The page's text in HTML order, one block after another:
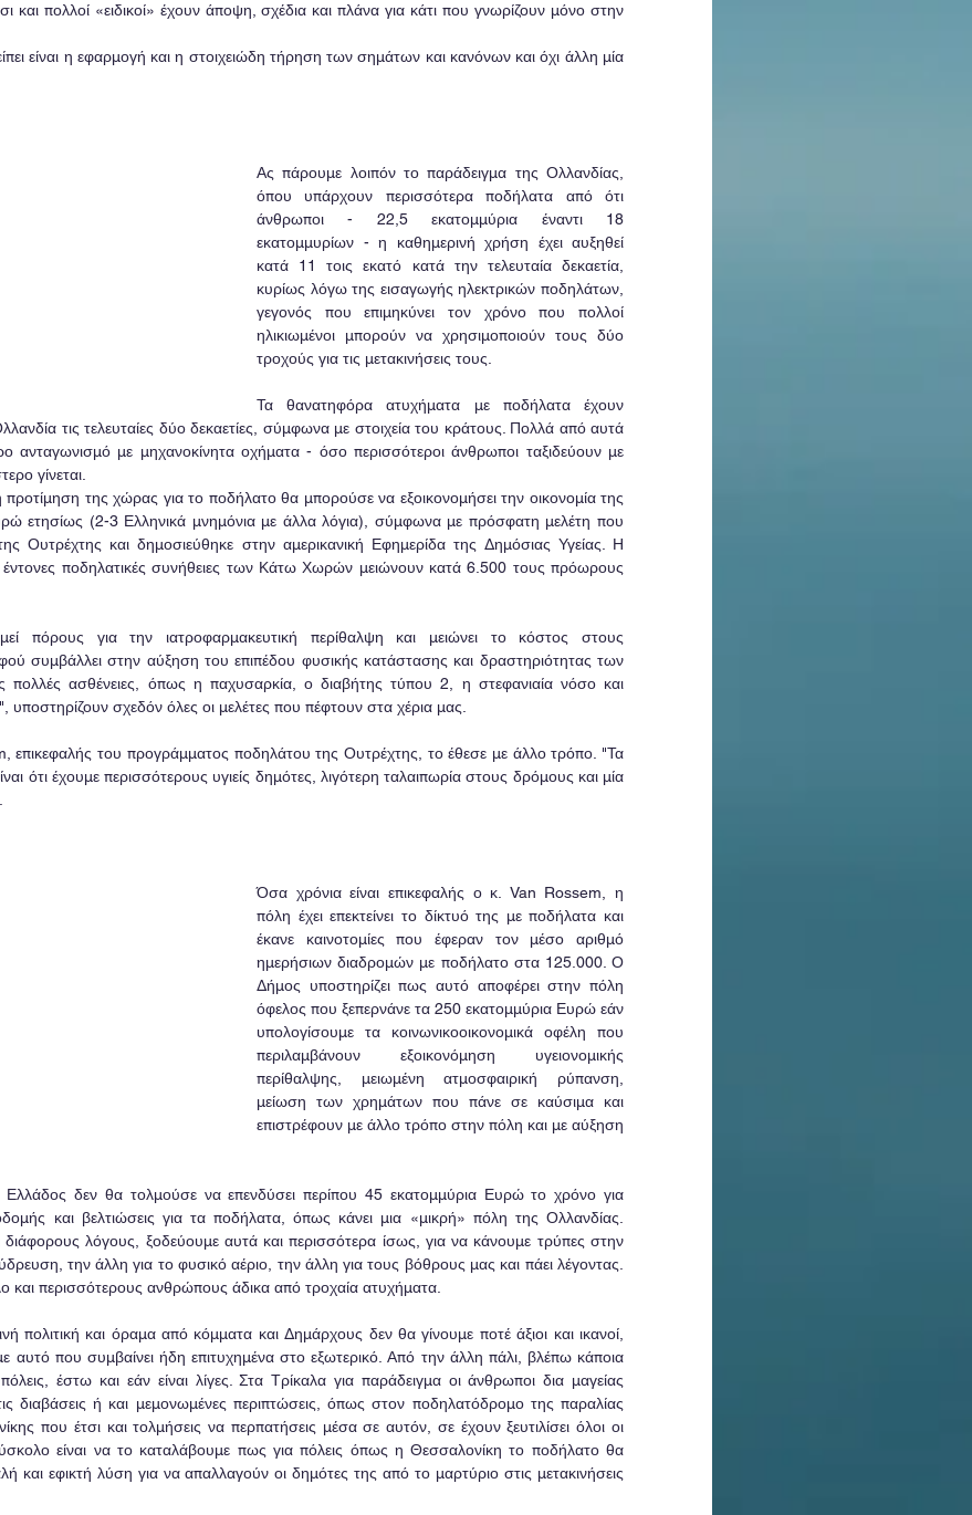
και πολλοί «ειδικοί» έχουν άποψη, σχέδια και πλάνα για κάτι που γνωρίζουν μόνο στην
είναι η εφαρμογή και η στοιχειώδη τήρηση των σημάτων και κανόνων και όχι άλλη μία
Ας πάρουμε λοιπόν το παράδειγμα της Ολλανδίας,
όπου υπάρχουν περισσότερα ποδήλατα από ότι
άνθρωποι - 22,5 εκατομμύρια έναντι 18
εκατομμυρίων - η καθημερινή χρήση έχει αυξηθεί
κατά 11 τοις εκατό κατά την τελευταία δεκαετία,
κυρίως λόγω της εισαγωγής ηλεκτρικών ποδηλάτων,
γεγονός που επιμηκύνει τον χρόνο που πολλοί
ηλικιωμένοι μπορούν να χρησιμοποιούν τους δύο
τροχούς για τις μετακινήσεις τους.
Τα θανατηφόρα ατυχήματα με ποδήλατα έχουν
τις τελευταίες δύο δεκαετίες, σύμφωνα με στοιχεία του κράτους. Πολλά από αυτά
ανταγωνισμό με μηχανοκίνητα οχήματα - όσο περισσότεροι άνθρωποι ταξιδεύουν με
γίνεται.
της χώρας για το ποδήλατο θα μπορούσε να εξοικονομήσει την οικονομία της
ετησίως (2-3 Ελληνικά μνημόνια με άλλα λόγια), σύμφωνα με πρόσφατη μελέτη που
Ουτρέχτης και δημοσιεύθηκε στην αμερικανική Εφημερίδα της Δημόσιας Υγείας. Η
έντονες ποδηλατικές συνήθειες των Κάτω Χωρών μειώνουν κατά 6.500 τους πρόωρους
πόρους για την ιατροφαρμακευτική περίθαλψη και μειώνει το κόστος στους
συμβάλλει στην αύξηση του επιπέδου φυσικής κατάστασης και δραστηριότητας των
πολλές ασθένειες, όπως η παχυσαρκία, ο διαβήτης τύπου 2, η στεφανιαία νόσο και
υποστηρίζουν σχεδόν όλες οι μελέτες που πέφτουν στα χέρια μας.
του προγράμματος ποδηλάτου της Ουτρέχτης, το έθεσε με άλλο τρόπο. "Τα
ότι έχουμε περισσότερους υγιείς δημότες, λιγότερη ταλαιπωρία στους δρόμους και μία
Όσα χρόνια είναι επικεφαλής ο κ. Van Rossem, η
πόλη έχει επεκτείνει το δίκτυό της με ποδήλατα και
έκανε καινοτομίες που έφεραν τον μέσο αριθμό
ημερήσιων διαδρομών με ποδήλατο στα 125.000. Ο
Δήμος υποστηρίζει πως αυτό αποφέρει στην πόλη
όφελος που ξεπερνάνε τα 250 εκατομμύρια Ευρώ εάν
υπολογίσουμε τα κοινωνικοοικονομικά οφέλη που
περιλαμβάνουν εξοικονόμηση υγειονομικής
περίθαλψης, μειωμένη ατμοσφαιρική ρύπανση,
μείωση των χρημάτων που πάνε σε καύσιμα και
επιστρέφουν με άλλο τρόπο στην πόλη και με αύξηση
Ελλάδος δεν θα τολμούσε να επενδύσει περίπου 45 εκατομμύρια Ευρώ το χρόνο για
και βελτιώσεις για τα ποδήλατα, όπως κάνει μια «μικρή» πόλη της Ολλανδίας.
διάφορους λόγους, ξοδεύουμε αυτά και περισσότερα ίσως, για να κάνουμε τρύπες στην
την άλλη για το φυσικό αέριο, την άλλη για τους βόθρους μας και πάει λέγοντας.
και περισσότερους ανθρώπους άδικα από τροχαία ατυχήματα.
πολιτική και όραμα από κόμματα και Δημάρχους δεν θα γίνουμε ποτέ άξιοι και ικανοί,
αυτό που συμβαίνει ήδη επιτυχημένα στο εξωτερικό. Από την άλλη πάλι, βλέπω κάποια
έστω και εάν είναι λίγες. Στα Τρίκαλα για παράδειγμα οι άνθρωποι δια μαγείας
διαβάσεις ή και μεμονωμένες περιπτώσεις, όπως στον ποδηλατόδρομο της παραλίας
που έτσι και τολμήσεις να περπατήσεις μέσα σε αυτόν, σε έχουν ξευτιλίσει όλοι οι
είναι να το καταλάβουμε πως για πόλεις όπως η Θεσσαλονίκη το ποδήλατο θα
και εφικτή λύση για να απαλλαγούν οι δημότες της από το μαρτύριο στις μετακινήσεις